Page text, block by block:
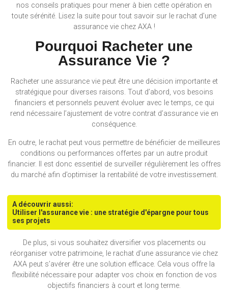
nos conseils pratiques pour mener à bien cette opération en
toute sérénité. Lisez la suite pour tout savoir sur le rachat d’une
assurance vie chez AXA !
Pourquoi Racheter une
Assurance Vie ?
Racheter une assurance vie peut être une décision importante et
stratégique pour diverses raisons. Tout d’abord, vos besoins
financiers et personnels peuvent évoluer avec le temps, ce qui
rend nécessaire l’ajustement de votre contrat d’assurance vie en
conséquence.
En outre, le rachat peut vous permettre de bénéficier de meilleures
conditions ou performances offertes par un autre produit
financier. Il est donc essentiel de surveiller régulièrement les offres
du marché afin d’optimiser la rentabilité de votre investissement.
A découvrir aussi:
Utiliser l'assurance vie : une stratégie d'épargne pour tous
ses projets
De plus, si vous souhaitez diversifier vos placements ou
réorganiser votre patrimoine, le rachat d’une assurance vie chez
AXA peut s’avérer être une solution efficace. Cela vous offre la
flexibilité nécessaire pour adapter vos choix en fonction de vos
objectifs financiers à court et long terme.